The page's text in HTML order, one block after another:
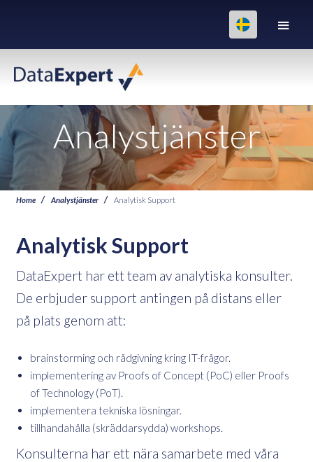
Analystjänster
Home Analystjänster Analytisk Support
Analytisk Support
DataExpert har ett team av analytiska konsulter.
De erbjuder support antingen på distans eller
på plats genom att:
brainstorming och rådgivning kring IT-frågor.
implementering av Proofs of Concept (PoC) eller Proofs
of Technology (PoT).
implementera tekniska lösningar.
tillhandahålla (skräddarsydda) workshops.
Konsulterna har ett nära samarbete med våra